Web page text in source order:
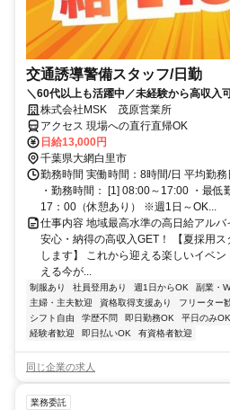
交通誘導警備スタッフ/日勤
＼60代以上も活躍中／未経験から高収入
で警備員デビューをしませんか！雨天に
して収入を得られます！【月収26万円可
迄シフト申請が可能です！週1日～・短期
ルに合わせてお仕事しませんか！未経験
います。
株式会社MSK 茂原営業所
アクセス 現場への直行直帰OK
日給13,000円
千葉県大網白里市
勤務時間 実働時間：8時間/日 平均勤
・勤務時間： [1] 08:00～17:00 ・最
17：00（休憩あり） ※週1日～OK...
仕事内容 地域最高水準の高日給アル
安心・納得の高収入GET！ 【夏採用
します】 これから迎える楽しいイベ
える今が...
制服あり 社員登用あり 週1日からOK 副業・
主婦・主夫歓迎
資格取得支援あり フリーター
シフト自由
学歴不問 即日勤務OK 平日のみOK
経験者歓迎
即日払いOK 有資格者歓迎
同じ企業の求人
業務委託